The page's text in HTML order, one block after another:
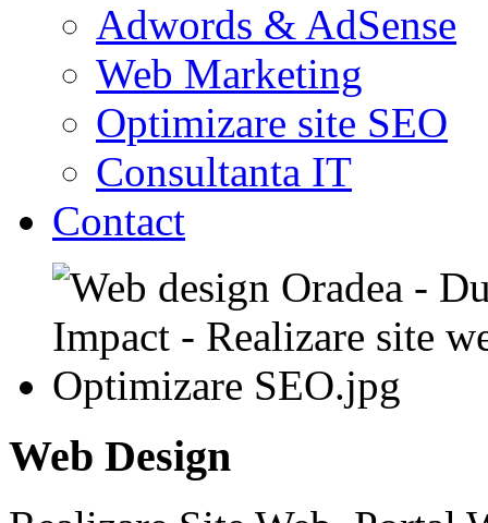
Adwords & AdSense
Web Marketing
Optimizare site SEO
Consultanta IT
Contact
Web Design